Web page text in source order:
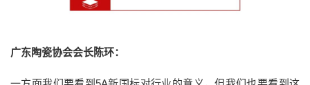
广东陶瓷协会会长陈环：